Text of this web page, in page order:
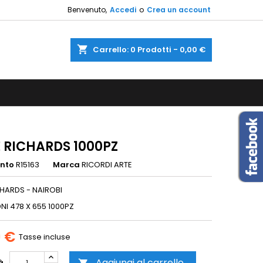
Benvenuto, Accedi o Crea un account
shopping_cart Carrello: 0 Prodotti - 0,00 €
RICHARDS 1000PZ
R15163 Marca RICORDI ARTE
- NAIROBI
478 X 655 1000PZ
€ Tasse incluse